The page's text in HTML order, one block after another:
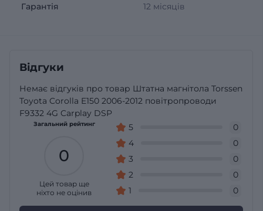
Гарантія 12 місяців
Відгуки
Немає відгуків про товар Штатна магнітола Torssen
Toyota Corolla E150 2006-2012 повітропроводи
F9332 4G Carplay DSP
Загальний рейтинг
0
Цей товар ще
ніхто не оцінив
5
0
4
0
3
0
2
0
1
0